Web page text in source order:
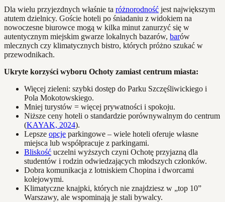
Dla wielu przyjezdnych właśnie ta różnorodność jest największym
atutem dzielnicy. Goście hoteli po śniadaniu z widokiem na
nowoczesne biurowce mogą w kilka minut zanurzyć się w
autentycznym miejskim gwarze lokalnych bazarów, barów
mlecznych czy klimatycznych bistro, których próżno szukać w
przewodnikach.
Ukryte korzyści wyboru Ochoty zamiast centrum miasta:
Więcej zieleni: szybki dostęp do Parku Szczęśliwickiego i
Pola Mokotowskiego.
Mniej turystów = więcej prywatności i spokoju.
Niższe ceny hoteli o standardzie porównywalnym do centrum
(KAYAK, 2024).
Lepsze opcje parkingowe – wiele hoteli oferuje własne
miejsca lub współpracuje z parkingami.
Bliskość uczelni wyższych czyni Ochotę przyjazną dla
studentów i rodzin odwiedzających młodszych członków.
Dobra komunikacja z lotniskiem Chopina i dworcami
kolejowymi.
Klimatyczne knajpki, których nie znajdziesz w „top 10”
Warszawy, ale wspominają je stali bywalcy.